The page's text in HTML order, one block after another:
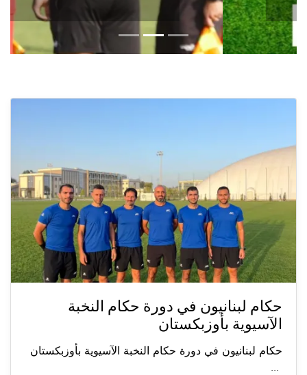
حكام لبنانيون في دورة حكام النخبة
الآسيوية بأوزبكستان
حكام لبنانيون في دورة حكام النخبة الآسيوية بأوزبكستان
...